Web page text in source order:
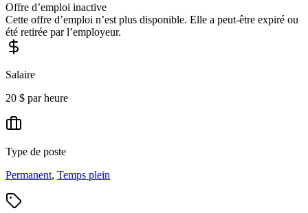
Offre d’emploi inactive
Cette offre d’emploi n’est plus disponible. Elle a peut-être expiré ou
été retirée par l’employeur.
Salaire
20 $ par heure
Type de poste
Permanent, Temps plein